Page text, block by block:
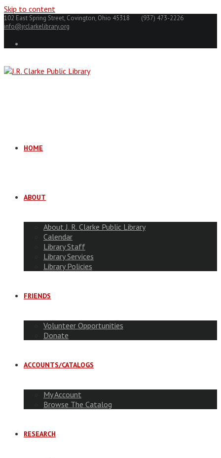
Skip to content
102 East Spring Street, Covington, Ohio 45318
(937) 473-2226
info@jrclarkelibrary.org
HOME
ABOUT
About J. R. Clarke Public Library
Calendar
Library Staff
Library Services
Library Policies
FRIENDS
Volunteer Opportunities
Donate
ACCOUNTS/CATALOGS
My Account
Browse The Catalog
RESEARCH